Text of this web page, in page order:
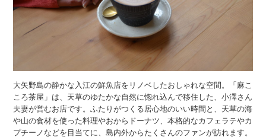
大矢野島の静かな入江の鮮魚店をリノベしたおしゃれな空間。「麻こ
ころ茶屋」は、天草のゆたかな自然に惚れ込んで移住した、小澤さん
夫妻が営むお店です。ふたりがつくる居心地のいい時間と、天草の海
や山の食材を使った料理やおからドーナツ、本格的なカフェラテやカ
プチーノなどを目当てに、島内外からたくさんのファンが訪れます。